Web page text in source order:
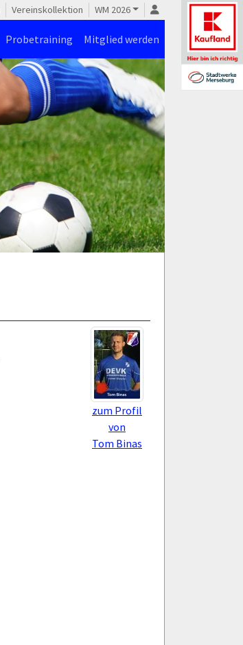
Vereinskollektion WM 2026
Probetraining Mitglied werden
zum Profil
von
Tom Binas